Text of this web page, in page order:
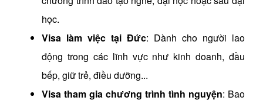
học.
Visa làm việc tại Đức: Dành cho người lao
động trong các lĩnh vực như kinh doanh, đầu
bếp, giữ trẻ, điều dưỡng...
Visa tham gia chương trình tình nguyện: Bao